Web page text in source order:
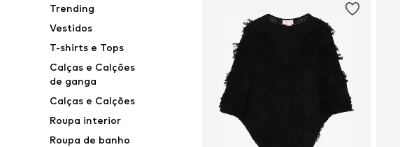
Trending
Vestidos
T-shirts e Tops
Calças e Calções
de ganga
Calças e Calções
Roupa interior
Roupa de banho